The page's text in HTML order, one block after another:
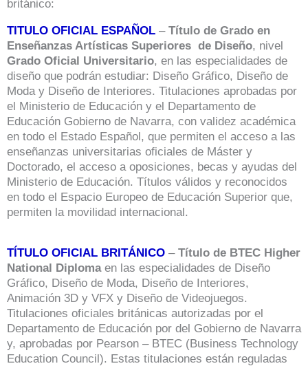
británico:
TITULO OFICIAL ESPAÑOL – Título de Grado en
Enseñanzas Artísticas Superiores de Diseño, nivel
Grado Oficial Universitario, en las especialidades de
diseño que podrán estudiar: Diseño Gráfico, Diseño de
Moda y Diseño de Interiores. Titulaciones aprobadas por
el Ministerio de Educación y el Departamento de
Educación Gobierno de Navarra, con validez académica
en todo el Estado Español, que permiten el acceso a las
enseñanzas universitarias oficiales de Máster y
Doctorado, el acceso a oposiciones, becas y ayudas del
Ministerio de Educación. Títulos válidos y reconocidos
en todo el Espacio Europeo de Educación Superior que,
permiten la movilidad internacional.
TÍTULO OFICIAL BRITÁNICO – Título de BTEC Higher
National Diplomaen las especialidades de Diseño
Gráfico, Diseño de Moda, Diseño de Interiores,
Animación 3D y VFX y Diseño de Videojuegos.
Titulaciones oficiales británicas autorizadas por el
Departamento de Educación por del Gobierno de Navarra
y, aprobadas por Pearson – BTEC (Business Technology
Education Council). Estas titulaciones están reguladas